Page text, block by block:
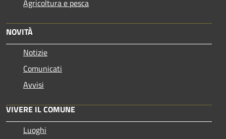
Agricoltura e pesca
NOVITÀ
Notizie
Comunicati
Avvisi
VIVERE IL COMUNE
Luoghi